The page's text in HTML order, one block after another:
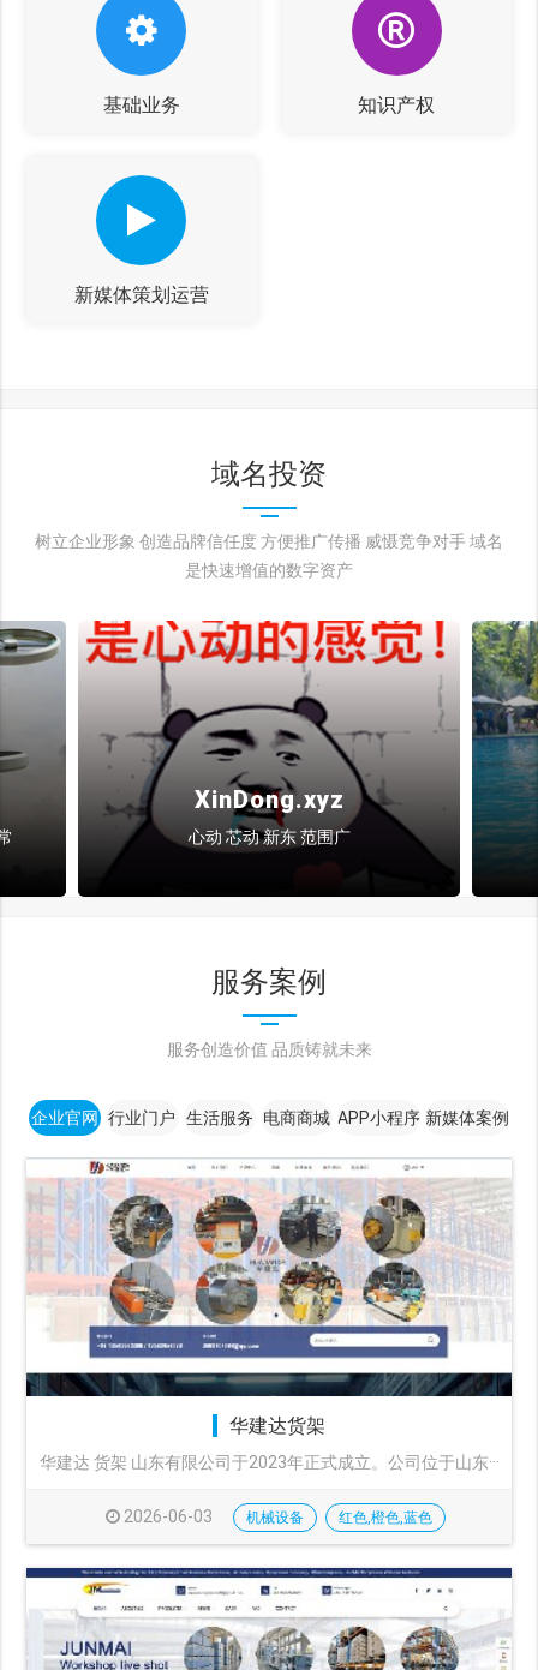
基础业务 知识产权
新媒体策划运营
域名投资
树立企业形象 创造品牌信任度 方便推广传播 威慑竞争对手 域名
是快速增值的数字资产
JianYou.xyz
简游 旅游类网站
服务案例
服务创造价值 品质铸就未来
企业官网 行业门户 生活服务 电商商城 APP小程序 新媒体案例
华建达货架
华建达 货架 山东有限公司于2023年正式成立。公司位于山东···
2026-06-03 机械设备 红色,橙色,蓝色